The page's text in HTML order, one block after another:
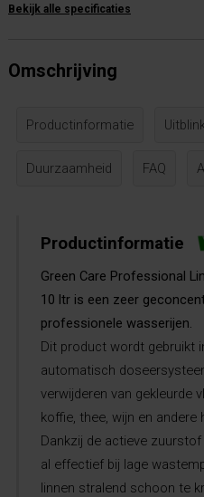
Bekijk alle specificaties
Omschrijving
Productinformatie
Duurzaamheid FAQ
Productinformatie
Green Care Professional
10 ltr is een zeer
professionele wasserijen.
Dit product wordt gebruikt
automatisch
verwijderen van gekleurde
koffie, thee, wijn en andere
Dankzij de actieve
al effectief bij lage
linnen stralend schoon te